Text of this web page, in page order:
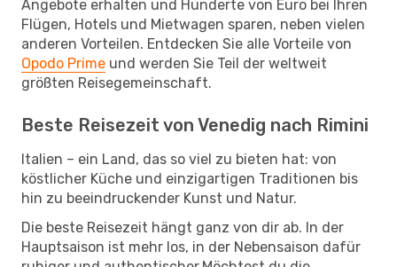
Angebote erhalten und Hunderte von Euro bei Ihren
Flügen, Hotels und Mietwagen sparen, neben vielen
anderen Vorteilen. Entdecken Sie alle Vorteile von
Opodo Prime und werden Sie Teil der weltweit
größten Reisegemeinschaft.
Beste Reisezeit von Venedig nach Rimini
Italien – ein Land, das so viel zu bieten hat: von
köstlicher Küche und einzigartigen Traditionen bis
hin zu beeindruckender Kunst und Natur.
Die beste Reisezeit hängt ganz von dir ab. In der
Hauptsaison ist mehr los, in der Nebensaison dafür